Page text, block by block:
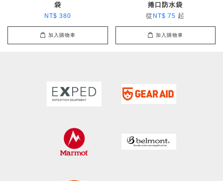
袋
NT$ 380
加入購物車
捲口防水袋
從 NT$ 75 起
加入購物車